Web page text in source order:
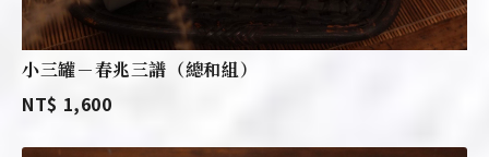
小三罐－春兆三譜（總和組）
NT$ 1,600